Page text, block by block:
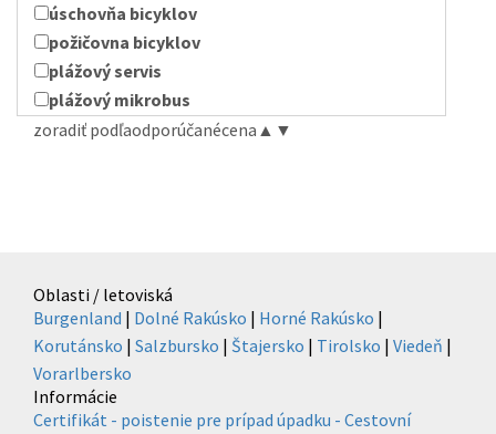
úschovňa bicyklov
požičovna bicyklov
plážový servis
plážový mikrobus
zoradiť podľaodporúčanécena ▲ ▼
Oblasti / letoviská
Burgenland | Dolné Rakúsko | Horné Rakúsko |
Korutánsko | Salzbursko | Štajersko | Tirolsko | Viedeň |
Vorarlbersko
Informácie
Certifikát - poistenie pre prípad úpadku - Cestovní